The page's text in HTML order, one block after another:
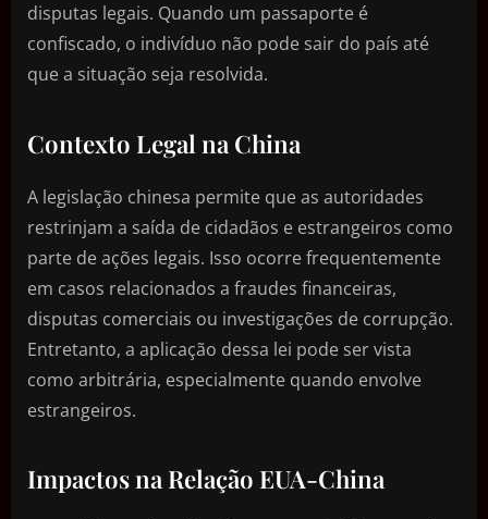
disputas legais. Quando um passaporte é
confiscado, o indivíduo não pode sair do país até
que a situação seja resolvida.
Contexto Legal na China
A legislação chinesa permite que as autoridades
restrinjam a saída de cidadãos e estrangeiros como
parte de ações legais. Isso ocorre frequentemente
em casos relacionados a fraudes financeiras,
disputas comerciais ou investigações de corrupção.
Entretanto, a aplicação dessa lei pode ser vista
como arbitrária, especialmente quando envolve
estrangeiros.
Impactos na Relação EUA-China